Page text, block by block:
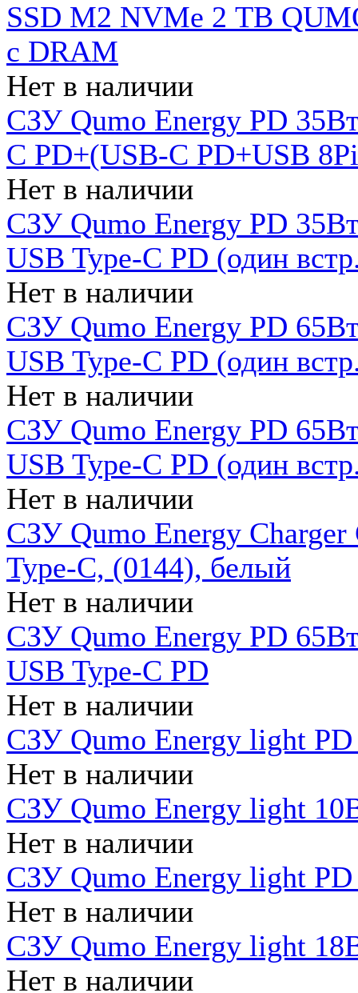
SSD M2 NVMe 2 ТB
c DRAM
Нет в наличии
СЗУ Qumo Energy PD
C PD+(USB-C PD+USB
Нет в наличии
СЗУ Qumo Energy PD
USB Type-C PD (один
Нет в наличии
СЗУ Qumo Energy PD
USB Type-C PD (один
Нет в наличии
СЗУ Qumo Energy PD
USB Type-C PD (один
Нет в наличии
СЗУ Qumo Energy
Type-C, (0144), белый
Нет в наличии
СЗУ Qumo Energy PD
USB Type-C PD
Нет в наличии
СЗУ Qumo Energy light
Нет в наличии
СЗУ Qumo Energy light
Нет в наличии
СЗУ Qumo Energy light
Нет в наличии
СЗУ Qumo Energy light
Нет в наличии